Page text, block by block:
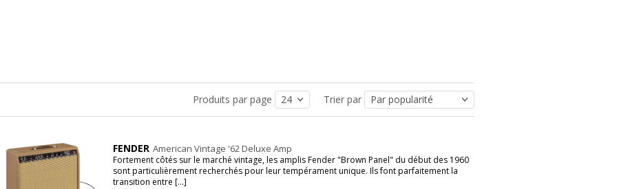
Produits par page Trier par
FENDER American Vintage '62 Deluxe Amp
Fortement côtés sur le marché vintage, les amplis Fender "Brown Panel" du début des 1960
sont particulièrement recherchés pour leur tempérament unique. Ils font parfaitement la
transition entre [...]